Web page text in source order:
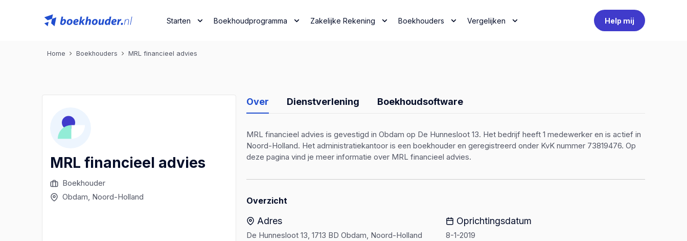
Starten Boekhoudprogramma Zakelijke Rekening Boekhouders Vergelijken Help mij
Home Boekhouders MRL financieel advies
MRL financieel advies
Boekhouder
Obdam, Noord-Holland
Over Dienstverlening Boekhoudsoftware
MRL financieel advies is gevestigd in Obdam op De Hunnesloot 13. Het bedrijf heeft 1 medewerker en is actief in
Noord-Holland. Het administratiekantoor is een boekhouder en geregistreerd onder KvK nummer 73819476. Op
deze pagina vind je meer informatie over MRL financieel advies.
Overzicht
Adres
De Hunnesloot 13, 1713 BD Obdam, Noord-Holland
Oprichtingsdatum
8-1-2019